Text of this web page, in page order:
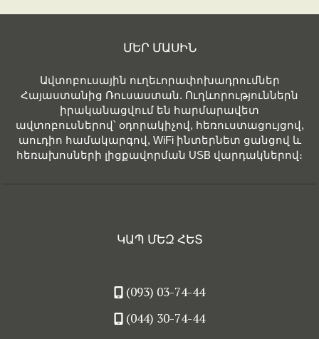
ՄԵՐ ՄԱՍԻՆ
Ավտոբուսային ուղեւորափոխադրումներ
Հայաստանից Ռուսաստան. Ուղևորություններն
իրականացվում են հարմարավետ
ավտոբուսներով՝ օդորակիչով, հեռուստացույցով,
աուդիո համակարգով, WiFi ինտերնետ ցանցով և
հեռախոսների լիցքավորման USB վարդակներով։
ԿԱՊ ՄԵԶ ՀԵՏ
(093) 03-74-44
(044) 30-74-44